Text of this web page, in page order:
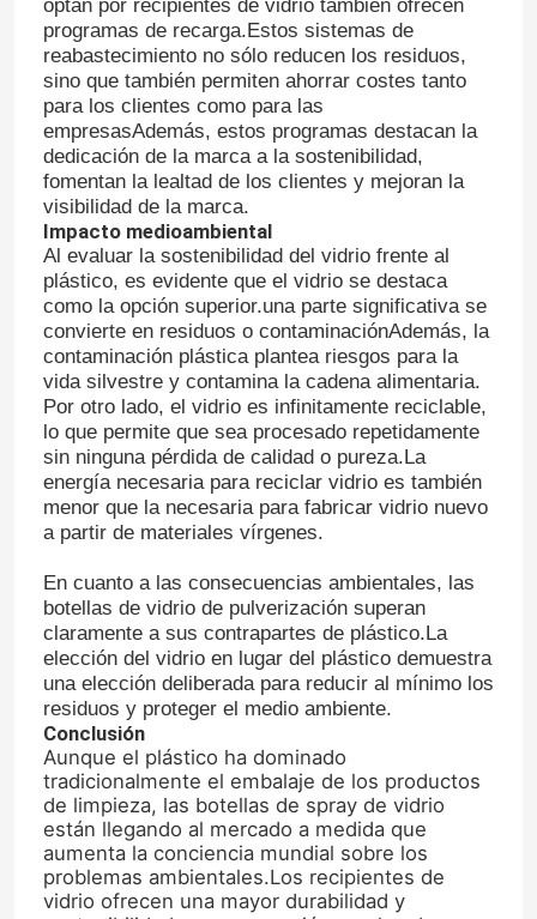
Visita a la fábrica
Control de Calidad
Contacto
Solicitar una cotización
Botellas de vidrio
tarros de cristal
Tazas de vidrio
Capa de botella del frasco
Artículos de vidrio para el hogar
optan por recipientes de vidrio también ofrecen
programas de recarga.Estos sistemas de
reabastecimiento no sólo reducen los residuos,
sino que también permiten ahorrar costes tanto
para los clientes como para las
empresasAdemás, estos programas destacan la
dedicación de la marca a la sostenibilidad,
fomentan la lealtad de los clientes y mejoran la
visibilidad de la marca.
Impacto medioambiental
Al evaluar la sostenibilidad del vidrio frente al
plástico, es evidente que el vidrio se destaca
como la opción superior.una parte significativa se
convierte en residuos o contaminaciónAdemás, la
contaminación plástica plantea riesgos para la
vida silvestre y contamina la cadena alimentaria.
Por otro lado, el vidrio es infinitamente reciclable,
lo que permite que sea procesado repetidamente
sin ninguna pérdida de calidad o pureza.La
energía necesaria para reciclar vidrio es también
menor que la necesaria para fabricar vidrio nuevo
a partir de materiales vírgenes.
En cuanto a las consecuencias ambientales, las
botellas de vidrio de pulverización superan
claramente a sus contrapartes de plástico.La
elección del vidrio en lugar del plástico demuestra
una elección deliberada para reducir al mínimo los
residuos y proteger el medio ambiente.
Conclusión
Aunque el plástico ha dominado
tradicionalmente el embalaje de los productos
de limpieza, las botellas de spray de vidrio
están llegando al mercado a medida que
aumenta la conciencia mundial sobre los
problemas ambientales.Los recipientes de
vidrio ofrecen una mayor durabilidad y